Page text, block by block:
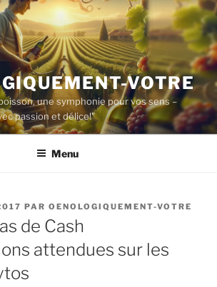
VOTRE
une symphonie pour vos sens –
passion et délice!"
Menu
PAR OENOLOGIQUEMENT-VOTRE
de Cash
attendues sur les